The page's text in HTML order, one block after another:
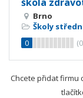
škola
Brno
Školy
0
(0
Chcete přidat firmu